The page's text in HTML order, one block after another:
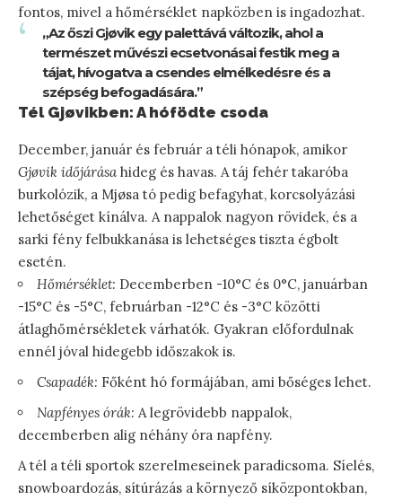
fontos, mivel a hőmérséklet napközben is ingadozhat.
„Az őszi Gjøvik egy palettává változik, ahol a
természet művészi ecsetvonásai festik meg a
tájat, hívogatva a csendes elmélkedésre és a
szépség befogadására.”
Tél Gjøvikben: A hófödte csoda
December, január és február a téli hónapok, amikor
Gjøvik időjárása hideg és havas. A táj fehér takaróba
burkolózik, a Mjøsa tó pedig befagyhat, korcsolyázási
lehetőséget kínálva. A nappalok nagyon rövidek, és a
sarki fény felbukkanása is lehetséges tiszta égbolt
esetén.
Hőmérséklet: Decemberben -10°C és 0°C, januárban
-15°C és -5°C, februárban -12°C és -3°C közötti
átlaghőmérsékletek várhatók. Gyakran előfordulnak
ennél jóval hidegebb időszakok is.
Csapadék: Főként hó formájában, ami bőséges lehet.
Napfényes órák: A legrövidebb nappalok,
decemberben alig néhány óra napfény.
A tél a téli sportok szerelmeseinek paradicsoma. Síelés,
snowboardozás, sítúrázás a környező síközpontokban,